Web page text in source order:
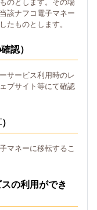
のとします。その場
該ナフコ電子マネー
たものとします。
認）
サービス利用時のレ
ブサイト等にて確認
マネーに移転するこ
の利用ができ